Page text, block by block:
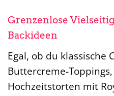
Grenzenlose
Backideen
Egal, ob du klassische
Buttercreme-
Hochzeitstorten mit